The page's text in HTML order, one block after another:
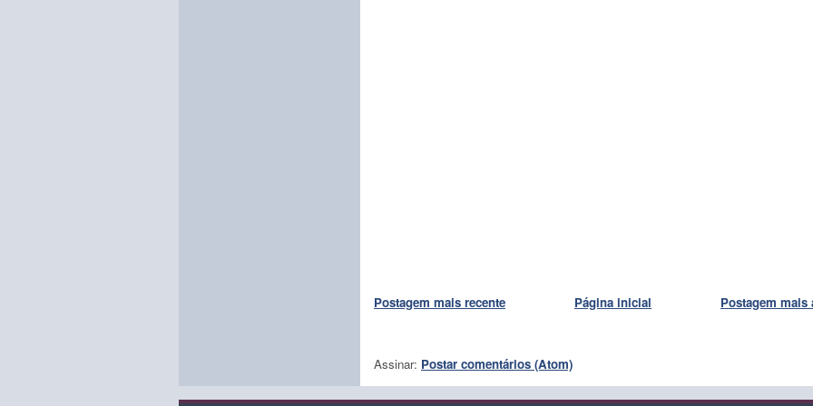
Postagem mais recente Postagem mais
Página inicial
Assinar: Postar comentários (Atom)